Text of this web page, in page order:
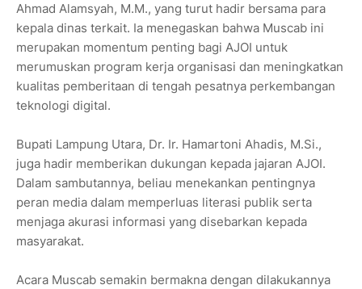
Ahmad Alamsyah, M.M., yang turut hadir bersama para
kepala dinas terkait. Ia menegaskan bahwa Muscab ini
merupakan momentum penting bagi AJOI untuk
merumuskan program kerja organisasi dan meningkatkan
kualitas pemberitaan di tengah pesatnya perkembangan
teknologi digital.
Bupati Lampung Utara, Dr. Ir. Hamartoni Ahadis, M.Si.,
juga hadir memberikan dukungan kepada jajaran AJOI.
Dalam sambutannya, beliau menekankan pentingnya
peran media dalam memperluas literasi publik serta
menjaga akurasi informasi yang disebarkan kepada
masyarakat.
Acara Muscab semakin bermakna dengan dilakukannya